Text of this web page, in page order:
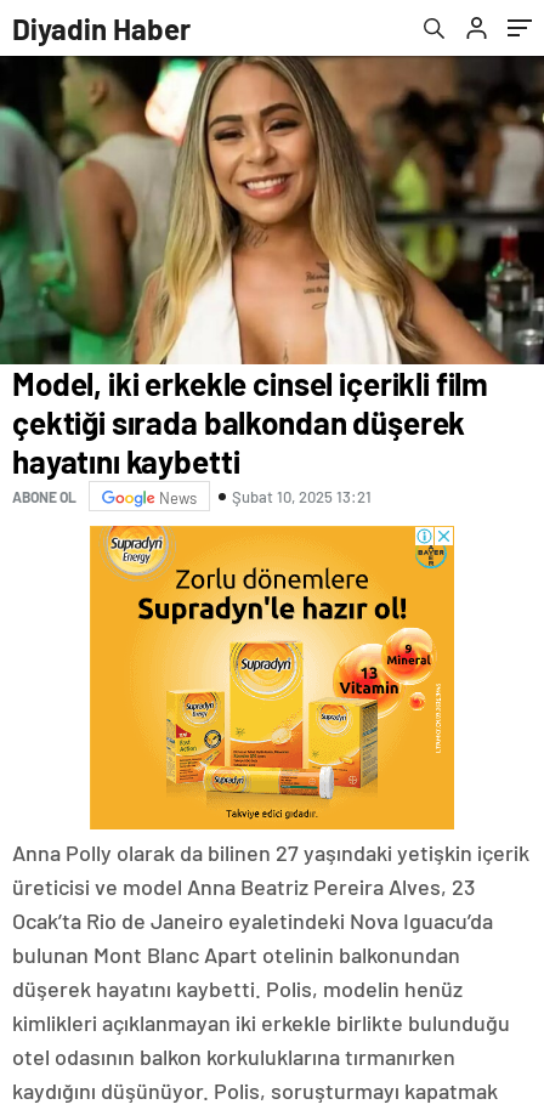
Diyadin Haber
Model, iki erkekle cinsel içerikli film
çektiği sırada balkondan düşerek
hayatını kaybetti
ABONE OL News Şubat 10, 2025 13:21
Anna Polly olarak da bilinen 27 yaşındaki yetişkin içerik
üreticisi ve model Anna Beatriz Pereira Alves, 23
Ocak’ta Rio de Janeiro eyaletindeki Nova Iguacu’da
bulunan Mont Blanc Apart otelinin balkonundan
düşerek hayatını kaybetti. Polis, modelin henüz
kimlikleri açıklanmayan iki erkekle birlikte bulunduğu
otel odasının balkon korkuluklarına tırmanırken
kaydığını düşünüyor. Polis, soruşturmayı kapatmak